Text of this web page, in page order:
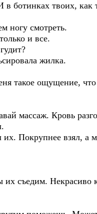
твоих, как
ногу смотреть.
и все.
жилка.
такое ощущение, что
массаж. Кровь
Покрупнее взял, а
съедим. Некрасиво